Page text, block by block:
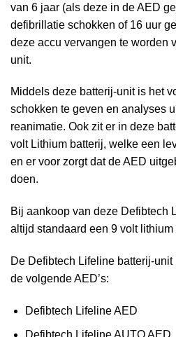
van 6 jaar (als deze in de AED
defibrillatie schokken of 16 uur
deze accu vervangen te worden
unit.
Middels deze batterij-unit is het
schokken te geven en analyses
reanimatie. Ook zit er in deze
volt Lithium batterij, welke een
en er voor zorgt dat de AED
doen.
Bij aankoop van deze Defibtech
altijd standaard een 9 volt
De Defibtech Lifeline batterij-
de volgende AED’s:
Defibtech Lifeline AED